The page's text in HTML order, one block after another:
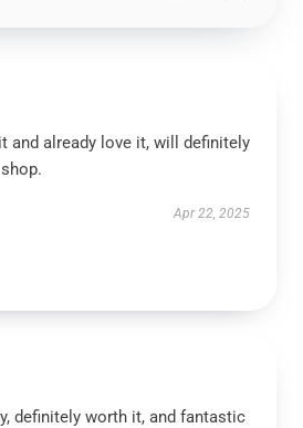
and already love it, will definitely
Apr 22, 2025
definitely worth it, and fantastic